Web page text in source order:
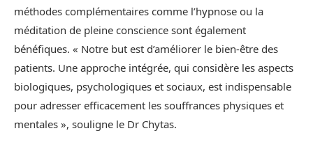
méthodes complémentaires comme l’hypnose ou la
méditation de pleine conscience sont également
bénéfiques. « Notre but est d’améliorer le bien-être des
patients. Une approche intégrée, qui considère les aspects
biologiques, psychologiques et sociaux, est indispensable
pour adresser efficacement les souffrances physiques et
mentales », souligne le Dr Chytas.